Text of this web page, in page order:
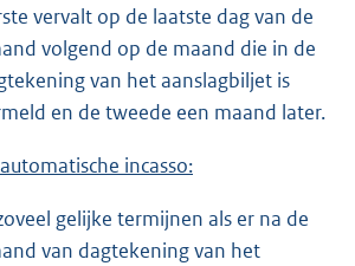
vervalt op de laatste dag van de
volgend op de maand die in de
van het aanslagbiljet is
en de tweede een maand later.
incasso:
gelijke termijnen als er na de
van dagtekening van het